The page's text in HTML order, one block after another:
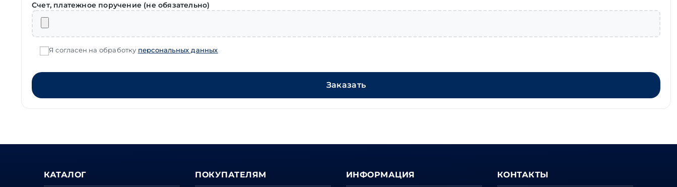
Счет, платежное поручение (не обязательно)
Я согласен на обработку персональных данных
КАТАЛОГ ПОКУПАТЕЛЯМ ИНФОРМАЦИЯ КОНТАКТЫ